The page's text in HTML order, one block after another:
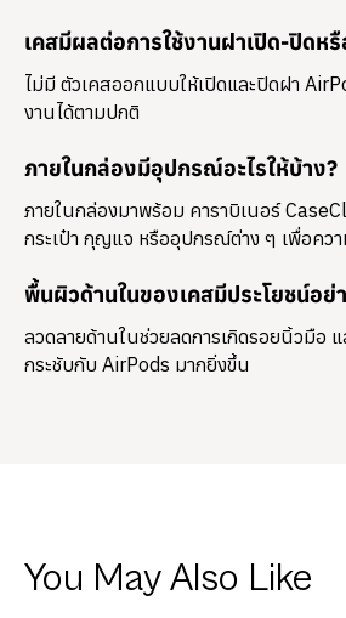
เคสมีผลต่อการใช้งานฝาเปิด-ปิดหรื
ไม่มี ตัวเคสออกแบบให้เปิดและปิดฝา
งานได้ตามปกติ
ภายในกล่องมีอุปกรณ์อะไรให้บ้าง?
ภายในกล่องมาพร้อม คาราบิเนอร์
กระเป๋า กุญแจ หรืออุปกรณ์ต่าง ๆ เพื่อคว
พื้นผิวด้านในของเคสมีประโยชน์อย่
ลวดลายด้านในช่วยลดการเกิดรอยนิ้วมือ
กระชับกับ AirPods มากยิ่งขึ้น
You May Also Like